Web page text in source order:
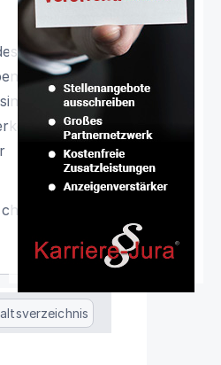
und seiner
Rechte
nur im